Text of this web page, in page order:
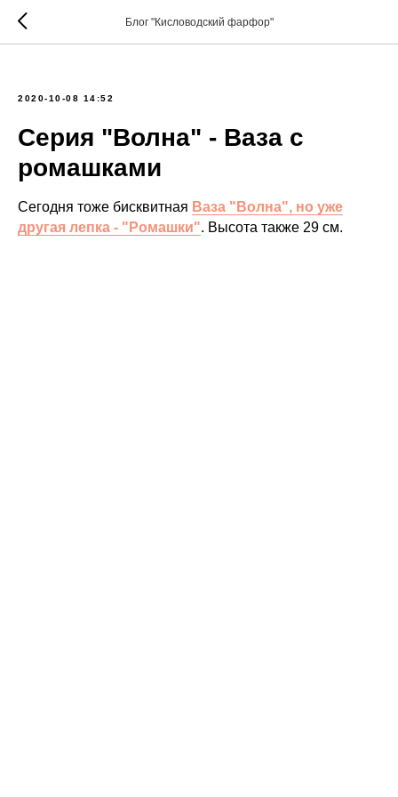
Блог "Кисловодский фарфор"
2020-10-08 14:52
Серия "Волна" - Ваза с
ромашками
Сегодня тоже бисквитная Ваза "Волна", но уже
другая лепка - "Ромашки". Высота также 29 см.